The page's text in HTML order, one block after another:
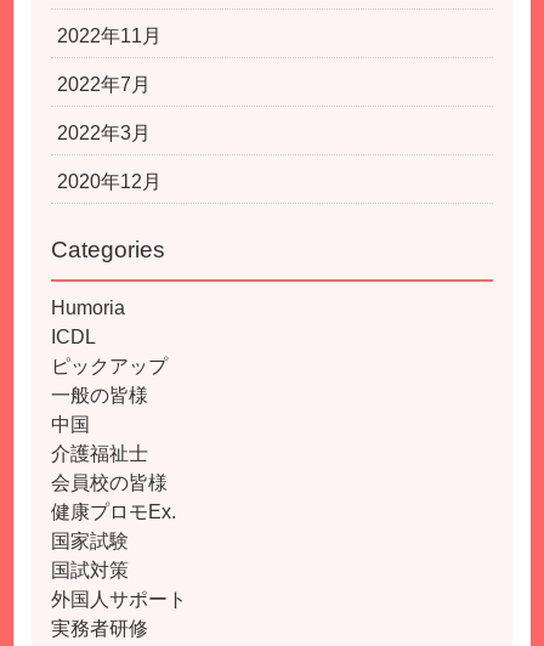
2022年11月
2022年7月
2022年3月
2020年12月
Categories
Humoria
ICDL
ピックアップ
一般の皆様
中国
介護福祉士
会員校の皆様
健康プロモEx.
国家試験
国試対策
外国人サポート
実務者研修